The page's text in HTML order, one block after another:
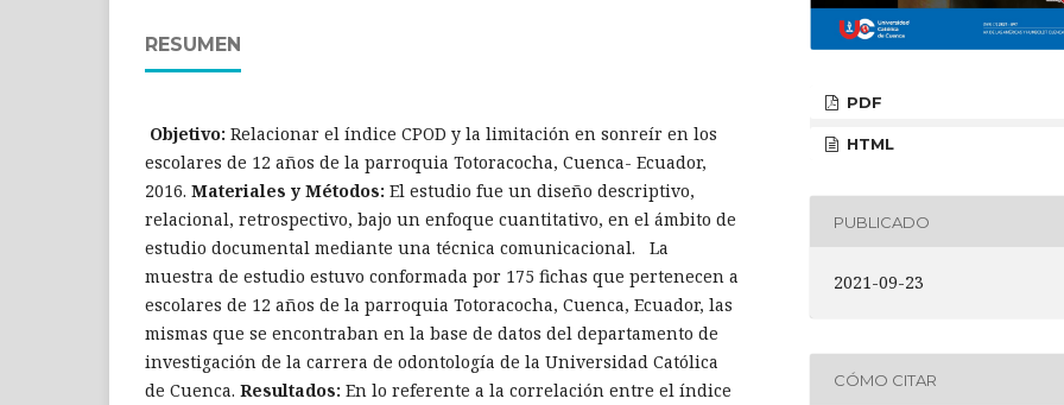
RESUMEN
Objetivo: Relacionar el índice CPOD y la limitación en sonreír en los
escolares de 12 años de la parroquia Totoracocha, Cuenca- Ecuador,
2016. Materiales y Métodos: El estudio fue un diseño descriptivo,
relacional, retrospectivo, bajo un enfoque cuantitativo, en el ámbito de
estudio documental mediante una técnica comunicacional. La
muestra de estudio estuvo conformada por 175 fichas que pertenecen a
escolares de 12 años de la parroquia Totoracocha, Cuenca, Ecuador, las
mismas que se encontraban en la base de datos del departamento de
investigación de la carrera de odontología de la Universidad Católica
de Cuenca. Resultados: En lo referente a la correlación entre el índice
PDF
HTML
PUBLICADO
2021-09-23
CÓMO CITAR